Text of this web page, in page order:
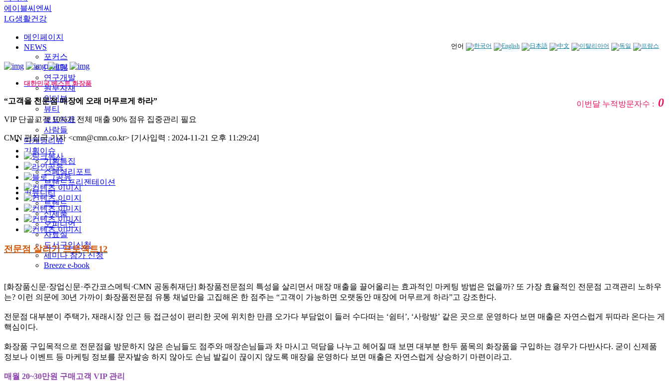
에이블씨엔씨
LG생활건강
언어
메인페이지
NEWS
포커스
마케팅
연구개발
원부자재
인터뷰
뷰티
보도자료
사람들
마케팅리뷰
기획이슈
기획특집
스페셜리포트
브랜드프리젠테이션
커뮤니티
트렌드
신제품
오피니언
자료실
도서구입신청
세미나 참가 신청
Breeze e-book
대한민국 베스트 화장품
이번달 누적방문자수 :0
“고객을 전문점 매장에 오래 머무르게 하라”
VIP 단골고객 10%가 전체 매출 90% 점유 집중관리 필요
CMN 편집국 기자 <cmn@cmn.co.kr> [기사입력 : 2024-11-21 오후 11:29:24]
전문점 살리기 프로젝트12
[화장품신문·장업신문·주간코스메틱·CMN 공동취재단] 화장품전문점의 특성을 살리면서 매장 매출을 끌어올리는 효과적인 마케팅 방법은 없을까? 또 가장 효율적인 전문점 고객관리 노하우
는? 이런 의문에 30년 가까이 화장품전문점 유통 채널만을 고집해온 한 점주는 “고객이 가능하면 오랫동안 매장에 머무르게 하라”고 강조한다.
전문점 대부분이 주택가, 재래시장 인근 등 접근성이 편리한 곳에 위치한 만큼 오가다 부담없이 들러 수다떠는 ‘쉼터’, ‘사랑방’ 같은 곳으로 운영하다 보면 매출은 자연스럽게 뒤따라 온다는 게
핵심이다.
화장품 구입목적으로 전문점을 방문하지 않은 손님들도 점주와 매장손님들과 차 마시고 덕담을 나누고 헤어질 때 보면 대부분 한두 품목의 화장품을 구입하는 경우가 다반사다. 굳이 신제품
정보나 이벤트 등 마케팅 정보를 문자발송 하지 않아도 손님 발길이 끊이지 않도록 매장을 운영하다 보면 매출은 자연스럽게 상승하기 마련이라고.
매월 20~30만원 구매고객 VIP 관리